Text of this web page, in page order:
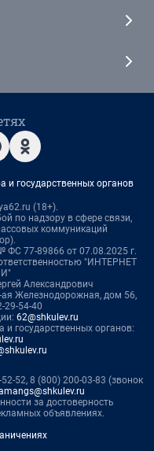
и государственных органов
(18+).
по надзору в сфере связи,
коммуникаций
ФС 77-89866 от 07.08.2025 г.
"ИНТЕРНЕТ
Александрович
ая Железнодорожная, дом 56,
29-54-40
62@shkulev.ru
государственных органов:
52, 8 (800) 200-03-83 (звонок
за достоверность
объявлениях.